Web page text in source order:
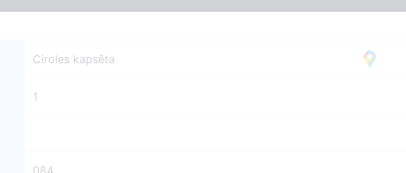
Ciroles kapsēta
1